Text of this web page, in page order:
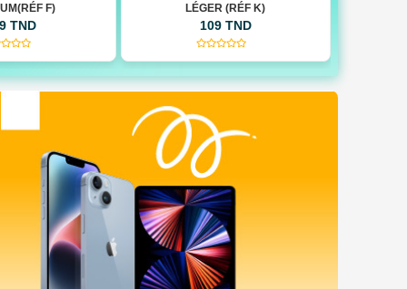
(RÉF K)
TND
(RÉF K)
109 TND
(0)